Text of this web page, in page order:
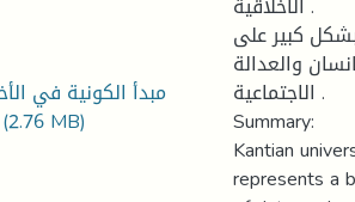
مبدأ الكونية في
(2.76 MB)
كبير على
والعدالة
الاجتماعية .
Summary:
Kantian
represents a